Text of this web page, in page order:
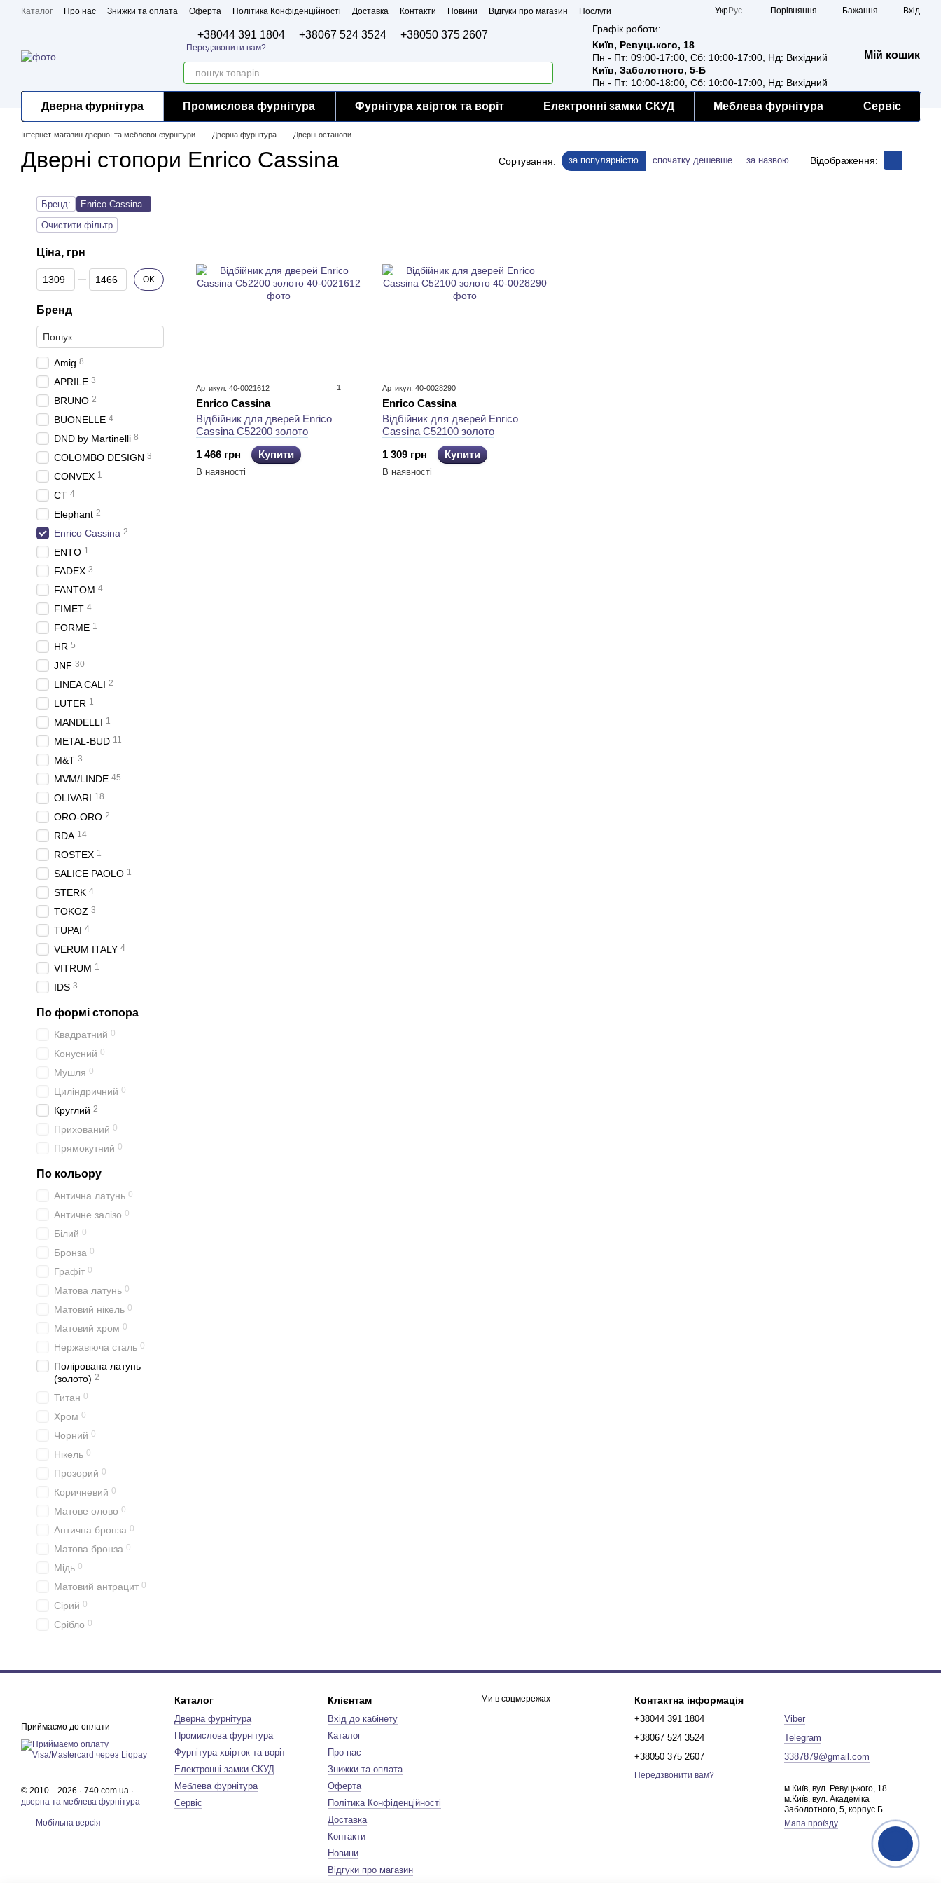
Перейти до основного контенту
Каталог Про нас Знижки та оплата Оферта Політика Конфіденційності Доставка Контакти Новини Відгуки про магазин
Послуги
УкрРус Порівняння Бажання Вхід
+38044 391 1804 +38067 524 3524 +38050 375 2607
Передзвонити вам?
Графік роботи:
Київ, Ревуцького, 18
Пн - Пт: 09:00-17:00, Сб: 10:00-17:00, Нд: Вихідний
Київ, Заболотного, 5-Б
Пн - Пт: 10:00-18:00, Сб: 10:00-17:00, Нд: Вихідний
Мій кошик
Дверна фурнітура Промислова фурнітура Фурнітура хвірток та воріт Електронні замки СКУД Меблева фурнітура Сервіс
Інтернет-магазин дверної та меблевої фурнітури Дверна фурнітура Дверні останови
Дверні стопори Enrico Cassina Сортування: за популярністю спочатку дешевше за назвою Відображення:
Артикул: 40-0021612 1
Enrico Cassina
Відбійник для дверей Enrico
Cassina C52200 золото
1 466 грн
Купити
В наявності
Артикул: 40-0028290
Enrico Cassina
Відбійник для дверей Enrico
Cassina C52100 золото
1 309 грн
Купити
В наявності
Бренд:
Enrico Cassina
Очистити фільтр
Ціна, грн
Від Ціна, грн
До Ціна, грн OK
Бренд
Amig 8
APRILE 3
BRUNO 2
BUONELLE 4
DND by Martinelli 8
COLOMBO DESIGN 3
CONVEX 1
CT 4
Elephant 2
Enrico Cassina 2
ENTO 1
FADEX 3
FANTOM 4
FIMET 4
FORME 1
HR 5
JNF 30
LINEA CALI 2
LUTER 1
MANDELLI 1
METAL-BUD 11
M&T 3
MVM/LINDE 45
OLIVARI 18
ORO-ORO 2
RDA 14
ROSTEX 1
SALICE PAOLO 1
STERK 4
TOKOZ 3
TUPAI 4
VERUM ITALY 4
VITRUM 1
IDS 3
По формі стопора
Квадратний 0
Конусний 0
Мушля 0
Циліндричний 0
Круглий 2
Прихований 0
Прямокутний 0
По кольору
Антична латунь 0
Античне залізо 0
Білий 0
Бронза 0
Графіт 0
Матова латунь 0
Матовий нікель 0
Матовий хром 0
Нержавіюча сталь 0
Полірована латунь
(золото) 2
Титан 0
Хром 0
Чорний 0
Нікель 0
Прозорий 0
Коричневий 0
Матове олово 0
Антична бронза 0
Матова бронза 0
Мідь 0
Матовий антрацит 0
Сірий 0
Срібло 0
Приймаємо до оплати
© 2010—2026 · 740.com.ua ·
дверна та меблева фурнітура
Мобільна версія
Каталог
Дверна фурнітура
Промислова фурнітура
Фурнітура хвірток та воріт
Електронні замки СКУД
Меблева фурнітура
Сервіс
Клієнтам
Вхід до кабінету
Каталог
Про нас
Знижки та оплата
Оферта
Політика Конфіденційності
Доставка
Контакти
Новини
Відгуки про магазин
Ми в соцмережах Контактна інформація
+38044 391 1804
+38067 524 3524
+38050 375 2607
Передзвонити вам?
Viber
Telegram
3387879@gmail.com
м.Київ, вул. Ревуцького, 18
м.Київ, вул. Академіка
Заболотного, 5, корпус Б
Мапа проїзду